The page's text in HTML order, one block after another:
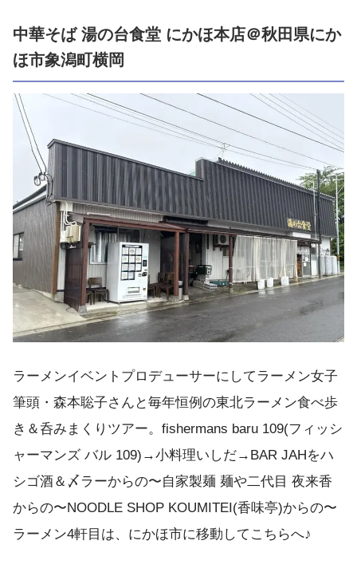
中華そば 湯の台食堂 にかほ本店＠秋田県にか
ほ市象潟町横岡
ラーメンイベントプロデューサーにしてラーメン女子
筆頭・森本聡子さんと毎年恒例の東北ラーメン食べ歩
き＆呑みまくりツアー。fishermans baru 109(フィッシ
ャーマンズ バル 109)→小料理いしだ→BAR JAHをハ
シゴ酒＆〆ラーからの〜自家製麺 麺や二代目 夜来香
からの〜NOODLE SHOP KOUMITEI(香味亭)からの〜
ラーメン4軒目は、にかほ市に移動してこちらへ♪